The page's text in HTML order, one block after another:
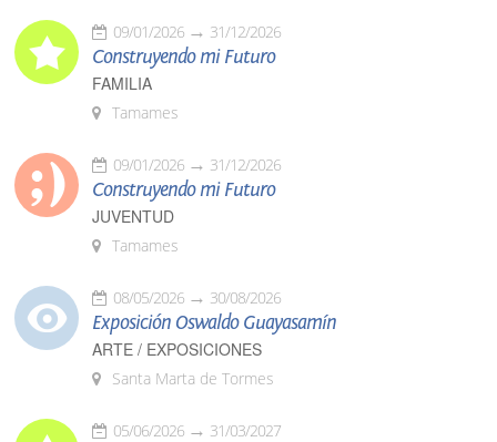
09/01/2026 31/12/2026
Construyendo mi Futuro
FAMILIA
Tamames
09/01/2026 31/12/2026
Construyendo mi Futuro
JUVENTUD
Tamames
08/05/2026 30/08/2026
Exposición Oswaldo Guayasamín
ARTE / EXPOSICIONES
Santa Marta de Tormes
05/06/2026 31/03/2027